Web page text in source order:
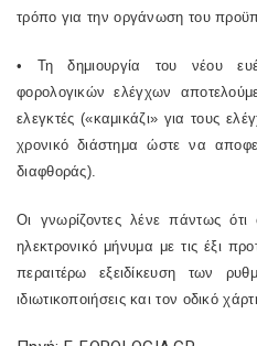
τρόπο για την οργάνωση του
• Τη δημιουργία του νέου
φορολογικών ελέγχων
ελεγκτές («καμικάζι» για τους
χρονικό διάστημα ώστε να
διαφθοράς).
Οι γνωρίζοντες λένε πάντως
ηλεκτρονικό μήνυμα με τις έξι
περαιτέρω εξειδίκευση των
ιδιωτικοποιήσεις και τον οδικό